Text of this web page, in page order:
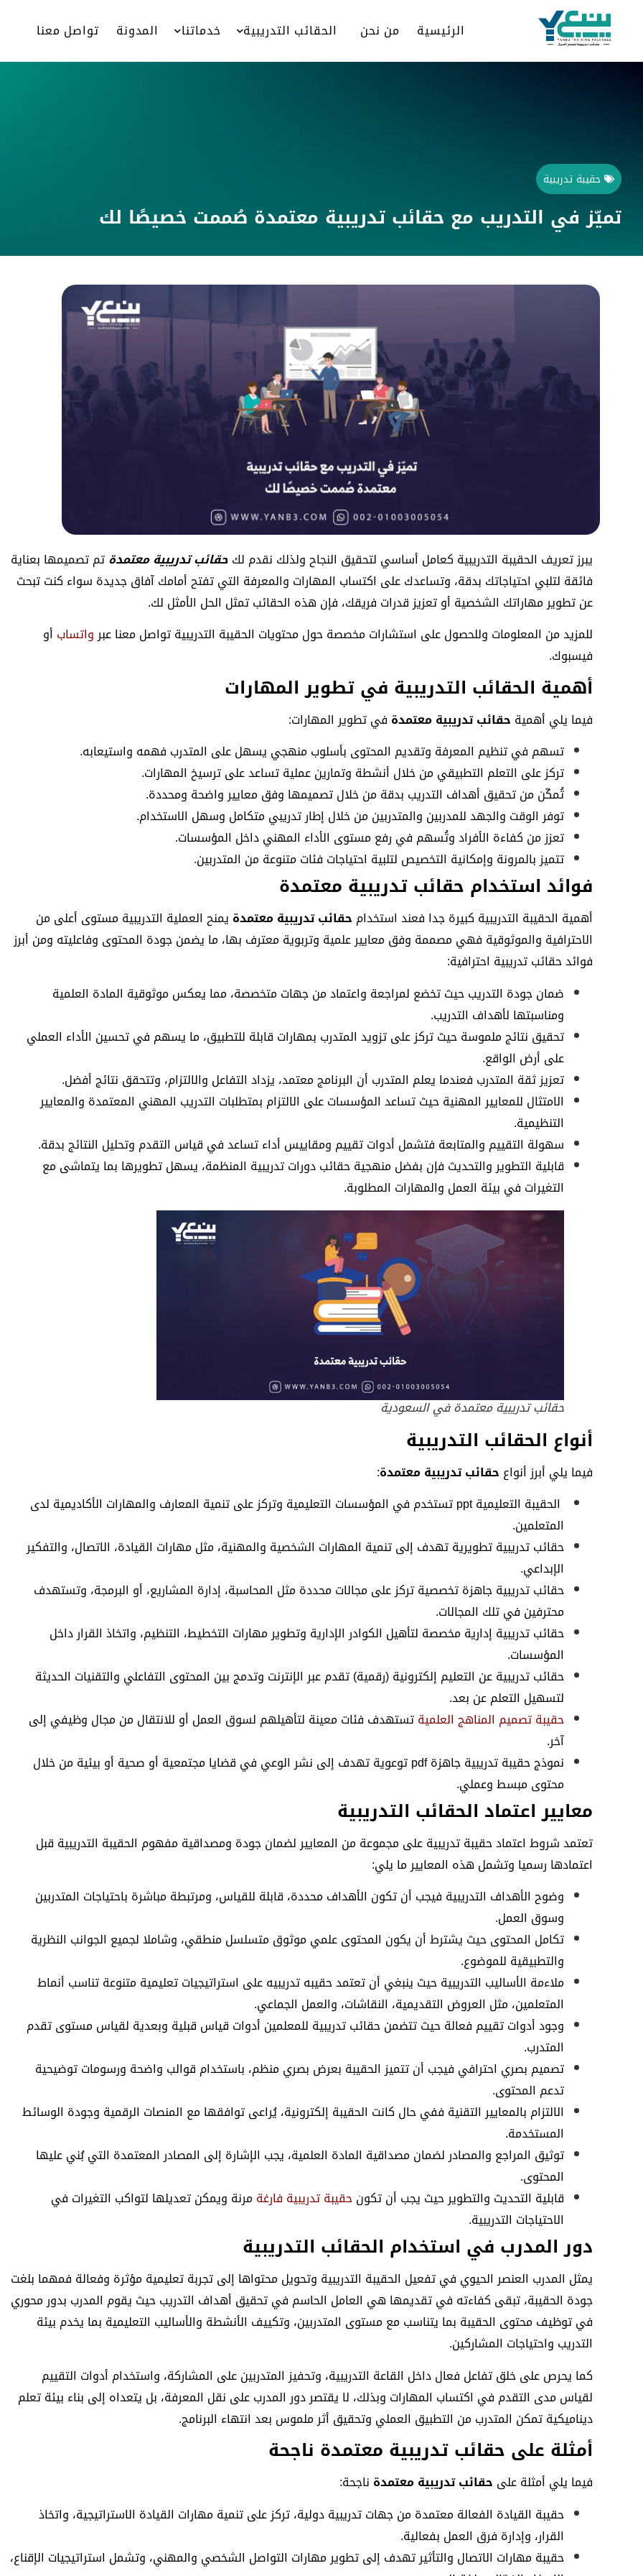
الرئيسية من نحن الحقائب التدريبية خدماتنا المدونة تواصل معنا
حقيبة تدريبية
تميّز في التدريب مع حقائب تدريبية معتمدة صُممت خصيصًا لك
يبرز تعريف الحقيبة التدريبية كعامل أساسي لتحقيق النجاح ولذلك نقدم لكحقائب تدريبية معتمدةتم تصميمها بعناية
فائقة لتلبي احتياجاتك بدقة، وتساعدك على اكتساب المهارات والمعرفة التي تفتح أمامك آفاق جديدة سواء كنت تبحث
عن تطوير مهاراتك الشخصية أو تعزيز قدرات فريقك، فإن هذه الحقائب تمثل الحل الأمثل لك.
للمزيد من المعلومات وللحصول على استشارات مخصصة حول محتويات الحقيبة التدريبية تواصل معنا عبرواتساب أو
فيسبوك.
أهمية الحقائب التدريبية في تطوير المهارات
فيما يلي أهمية حقائب تدريبية معتمدة في تطوير المهارات:
تسهم في تنظيم المعرفة وتقديم المحتوى بأسلوب منهجي يسهل على المتدرب فهمه واستيعابه.
تركز على التعلم التطبيقي من خلال أنشطة وتمارين عملية تساعد على ترسيخ المهارات.
تُمكّن من تحقيق أهداف التدريب بدقة من خلال تصميمها وفق معايير واضحة ومحددة.
توفر الوقت والجهد للمدربين والمتدربين من خلال إطار تدريبي متكامل وسهل الاستخدام.
تعزز من كفاءة الأفراد وتُسهم في رفع مستوى الأداء المهني داخل المؤسسات.
تتميز بالمرونة وإمكانية التخصيص لتلبية احتياجات فئات متنوعة من المتدربين.
فوائد استخدام حقائب تدريبية معتمدة
أهمية الحقيبة التدريبية كبيرة جدا فعند استخدام حقائب تدريبية معتمدة يمنح العملية التدريبية مستوى أعلى من
الاحترافية والموثوقية فهي مصممة وفق معايير علمية وتربوية معترف بها، ما يضمن جودة المحتوى وفاعليته ومن أبرز
فوائد حقائب تدريبية احترافية:
ضمان جودة التدريب حيث تخضع لمراجعة واعتماد من جهات متخصصة، مما يعكس موثوقية المادة العلمية
ومناسبتها لأهداف التدريب.
تحقيق نتائج ملموسة حيث تركز على تزويد المتدرب بمهارات قابلة للتطبيق، ما يسهم في تحسين الأداء العملي
على أرض الواقع.
تعزيز ثقة المتدرب فعندما يعلم المتدرب أن البرنامج معتمد، يزداد التفاعل والالتزام، وتتحقق نتائج أفضل.
الامتثال للمعايير المهنية حيث تساعد المؤسسات على الالتزام بمتطلبات التدريب المهني المعتمدة والمعايير
التنظيمية.
سهولة التقييم والمتابعة فتشمل أدوات تقييم ومقاييس أداء تساعد في قياس التقدم وتحليل النتائج بدقة.
قابلية التطوير والتحديث فإن بفضل منهجية حقائب دورات تدريبية المنظمة، يسهل تطويرها بما يتماشى مع
التغيرات في بيئة العمل والمهارات المطلوبة.
حقائب تدريبية معتمدة في السعودية
أنواع الحقائب التدريبية
فيما يلي أبرز أنواع حقائب تدريبية معتمدة:
الحقيبة التعليمية ppt تستخدم في المؤسسات التعليمية وتركز على تنمية المعارف والمهارات الأكاديمية لدى
المتعلمين.
حقائب تدريبية تطويرية تهدف إلى تنمية المهارات الشخصية والمهنية، مثل مهارات القيادة، الاتصال، والتفكير
الإبداعي.
حقائب تدريبية جاهزة تخصصية تركز على مجالات محددة مثل المحاسبة، إدارة المشاريع، أو البرمجة، وتستهدف
محترفين في تلك المجالات.
حقائب تدريبية إدارية مخصصة لتأهيل الكوادر الإدارية وتطوير مهارات التخطيط، التنظيم، واتخاذ القرار داخل
المؤسسات.
حقائب تدريبية عن التعليم إلكترونية (رقمية) تقدم عبر الإنترنت وتدمج بين المحتوى التفاعلي والتقنيات الحديثة
لتسهيل التعلم عن بعد.
حقيبة تصميم المناهج العلميةتستهدف فئات معينة لتأهيلهم لسوق العمل أو للانتقال من مجال وظيفي إلى
آخر.
نموذج حقيبة تدريبية جاهزة pdf توعوية تهدف إلى نشر الوعي في قضايا مجتمعية أو صحية أو بيئية من خلال
محتوى مبسط وعملي.
معايير اعتماد الحقائب التدريبية
تعتمد شروط اعتماد حقيبة تدريبية على مجموعة من المعايير لضمان جودة ومصداقية مفهوم الحقيبة التدريبية قبل
اعتمادها رسميا وتشمل هذه المعايير ما يلي:
وضوح الأهداف التدريبية فيجب أن تكون الأهداف محددة، قابلة للقياس، ومرتبطة مباشرة باحتياجات المتدربين
وسوق العمل.
تكامل المحتوى حيث يشترط أن يكون المحتوى علمي موثوق متسلسل منطقي، وشاملا لجميع الجوانب النظرية
والتطبيقية للموضوع.
ملاءمة الأساليب التدريبية حيث ينبغي أن تعتمد حقيبه تدريبيه على استراتيجيات تعليمية متنوعة تناسب أنماط
المتعلمين، مثل العروض التقديمية، النقاشات، والعمل الجماعي.
وجود أدوات تقييم فعالة حيث تتضمن حقائب تدريبية للمعلمين أدوات قياس قبلية وبعدية لقياس مستوى تقدم
المتدرب.
تصميم بصري احترافي فيجب أن تتميز الحقيبة بعرض بصري منظم، باستخدام قوالب واضحة ورسومات توضيحية
تدعم المحتوى.
الالتزام بالمعايير التقنية ففي حال كانت الحقيبة إلكترونية، يُراعى توافقها مع المنصات الرقمية وجودة الوسائط
المستخدمة.
توثيق المراجع والمصادر لضمان مصداقية المادة العلمية، يجب الإشارة إلى المصادر المعتمدة التي بُني عليها
المحتوى.
قابلية التحديث والتطوير حيث يجب أن تكونحقيبة تدريبية فارغةمرنة ويمكن تعديلها لتواكب التغيرات في
الاحتياجات التدريبية.
دور المدرب في استخدام الحقائب التدريبية
يمثل المدرب العنصر الحيوي في تفعيل الحقيبة التدريبية وتحويل محتواها إلى تجربة تعليمية مؤثرة وفعالة فمهما بلغت
جودة الحقيبة، تبقى كفاءته في تقديمها هي العامل الحاسم في تحقيق أهداف التدريب حيث يقوم المدرب بدور محوري
في توظيف محتوى الحقيبة بما يتناسب مع مستوى المتدربين، وتكييف الأنشطة والأساليب التعليمية بما يخدم بيئة
التدريب واحتياجات المشاركين.
كما يحرص على خلق تفاعل فعال داخل القاعة التدريبية، وتحفيز المتدربين على المشاركة، واستخدام أدوات التقييم
لقياس مدى التقدم في اكتساب المهارات وبذلك، لا يقتصر دور المدرب على نقل المعرفة، بل يتعداه إلى بناء بيئة تعلم
ديناميكية تمكن المتدرب من التطبيق العملي وتحقيق أثر ملموس بعد انتهاء البرنامج.
أمثلة على حقائب تدريبية معتمدة ناجحة
فيما يلي أمثلة على حقائب تدريبية معتمدة ناجحة:
حقيبة القيادة الفعالة معتمدة من جهات تدريبية دولية، تركز على تنمية مهارات القيادة الاستراتيجية، واتخاذ
القرار، وإدارة فرق العمل بفعالية.
حقيبة مهارات الاتصال والتأثير تهدف إلى تطوير مهارات التواصل الشخصي والمهني، وتشمل استراتيجيات الإقناع،